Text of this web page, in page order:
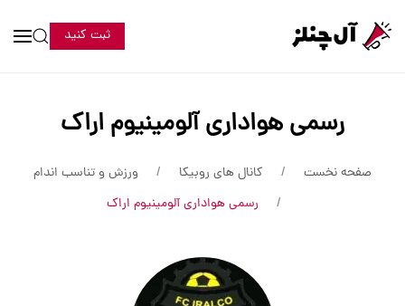
ثبت کنید
رسمی هواداری آلومینیوم اراک
صفحه نخست کانال های روبیکا
ورزش و تناسب اندام
رسمی هواداری آلومینیوم اراک